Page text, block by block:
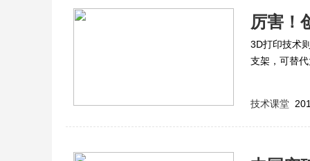
厉害！
3D打印技术
支架，可替
技术课堂